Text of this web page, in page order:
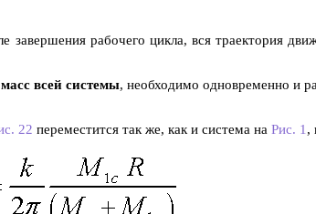
завершения рабочего цикла, вся траектория
всей системы, необходимо одновременно и
22 переместится так же, как и система на Рис. 1 ,